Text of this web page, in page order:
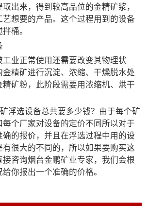
出来，得到较高品位的金精矿浆，
想要的产品。这个过程用到的设备
桶。
业正常使用还需要改变其物理状
精矿进行沉淀、浓缩、干燥脱水处
矿粉，此阶段需要用浓缩机、烘干
浮选设备总共要多少钱？由于每个矿
个厂家对设备的定价不同所以对于
的报价，并且在浮选过程中用的设
很大的不同的，所以如果要购买这
咨询烟台金鹏矿业专家，我们会根
你报出一个准确的价格。